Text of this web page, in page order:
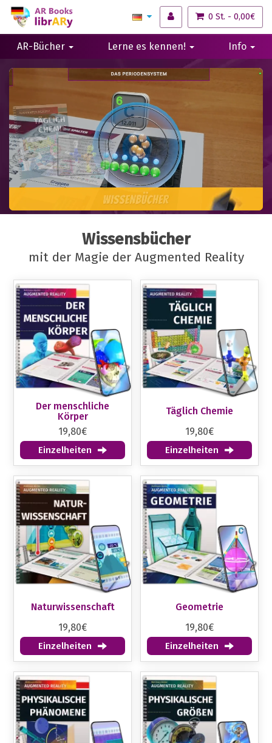
0 St. - 0,00€
AR-Bücher Lerne es kennen! Info
Wissensbücher
mit der Magie der Augmented Reality
Der menschliche
Körper
19,80€
Einzelheiten
Täglich Chemie
19,80€
Einzelheiten
Naturwissenschaft
19,80€
Einzelheiten
Geometrie
19,80€
Einzelheiten